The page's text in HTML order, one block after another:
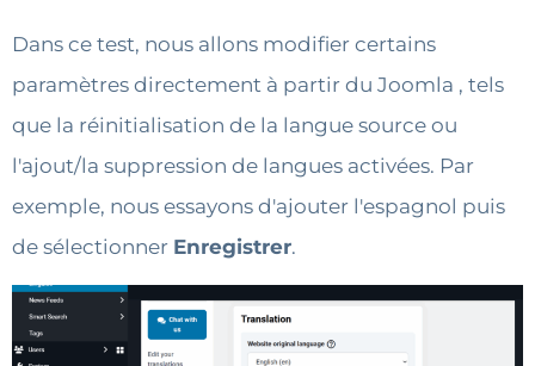
Dans ce test, nous allons modifier certains
paramètres directement à partir du Joomla , tels
que la réinitialisation de la langue source ou
l'ajout/la suppression de langues activées. Par
exemple, nous essayons d'ajouter l'espagnol puis
de sélectionner Enregistrer.